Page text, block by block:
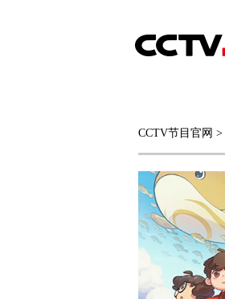
综合 新闻
CCTV节目官网 >